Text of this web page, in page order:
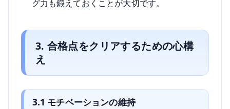
グ力も鍛えておくことが大切です。
3. 合格点をクリアするための心構
え
3.1 モチベーションの維持